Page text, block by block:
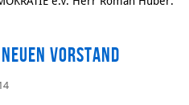
Vorstand